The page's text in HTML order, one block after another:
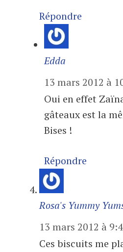
Répondre
Edda
13 mars 2012 à
Oui en effet
gâteaux est la
Bises !
Répondre
Rosa's Yummy
13 mars 2012 à
Ces biscuits me